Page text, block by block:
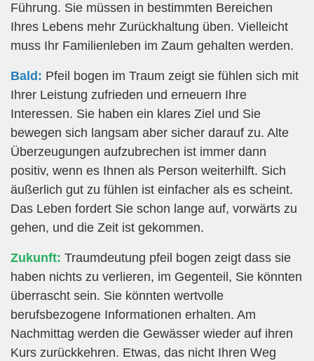
Führung. Sie müssen in bestimmten Bereichen
Ihres Lebens mehr Zurückhaltung üben. Vielleicht
muss Ihr Familienleben im Zaum gehalten werden.
Bald: Pfeil bogen im Traum zeigt sie fühlen sich mit
Ihrer Leistung zufrieden und erneuern Ihre
Interessen. Sie haben ein klares Ziel und Sie
bewegen sich langsam aber sicher darauf zu. Alte
Überzeugungen aufzubrechen ist immer dann
positiv, wenn es Ihnen als Person weiterhilft. Sich
äußerlich gut zu fühlen ist einfacher als es scheint.
Das Leben fordert Sie schon lange auf, vorwärts zu
gehen, und die Zeit ist gekommen.
Zukunft: Traumdeutung pfeil bogen zeigt dass sie
haben nichts zu verlieren, im Gegenteil, Sie könnten
überrascht sein. Sie könnten wertvolle
berufsbezogene Informationen erhalten. Am
Nachmittag werden die Gewässer wieder auf ihren
Kurs zurückkehren. Etwas, das nicht Ihren Weg